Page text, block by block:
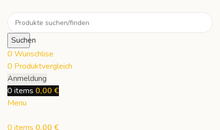
Suchen
0 Wunschlise
0 Produktvergleich
Anmeldung
0 items 0,00 €
Menu
0 items 0,00 €